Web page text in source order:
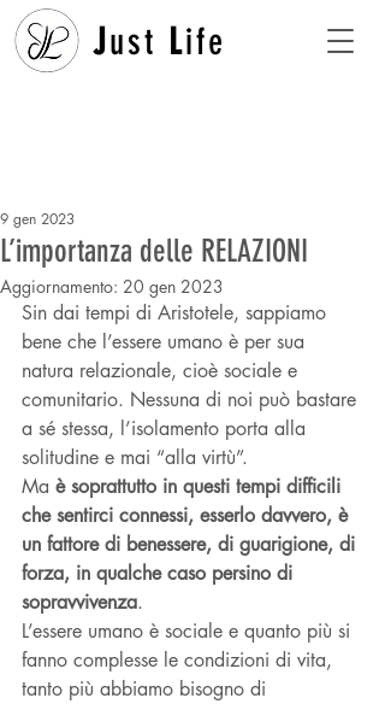
Just Life
L’importanza delle RELAZIONI
9 gen 2023
Aggiornamento: 20 gen 2023
Sin dai tempi di Aristotele, sappiamo
bene che l’essere umano è per sua
natura relazionale, cioè sociale e
comunitario. Nessuna di noi può bastare
a sé stessa, l’isolamento porta alla
solitudine e mai “alla virtù”.
Ma è soprattutto in questi tempi difficili
che sentirci connessi, esserlo davvero, è
un fattore di benessere, di guarigione, di
forza, in qualche caso persino di
sopravvivenza.
L’essere umano è sociale e quanto più si
fanno complesse le condizioni di vita,
tanto più abbiamo bisogno di